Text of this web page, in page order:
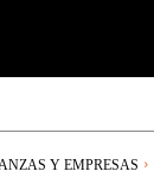
Y EMPRESAS